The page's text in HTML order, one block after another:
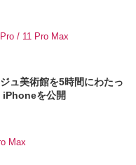
/ 11 Pro Max
ュ美術館を5時間にわたっ
を公開
Max